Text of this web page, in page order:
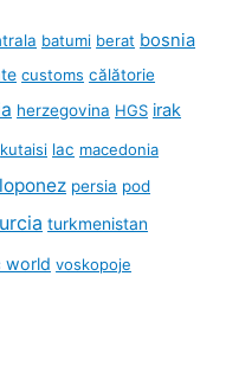
batumi berat bosnia
customs călătorie
herzegovina HGS irak
kutaisi lac macedonia
persia pod
turkmenistan
world voskopoje